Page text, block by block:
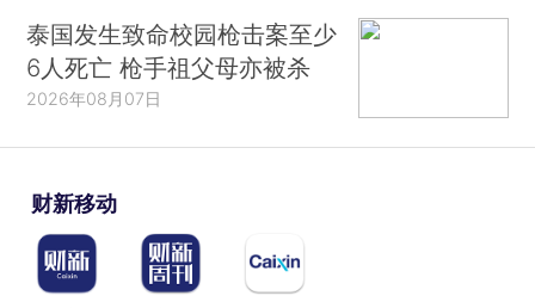
泰国发生致命校园枪击案至少
6人死亡 枪手祖父母亦被杀
2026年08月07日
财新移动